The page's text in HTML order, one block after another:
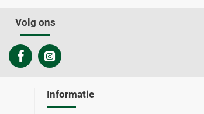
Volg ons
Informatie